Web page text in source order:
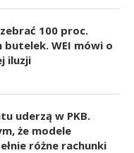
100 proc.
WEI mówi o
iluzji
uderzą w PKB.
że modele
różne rachunki